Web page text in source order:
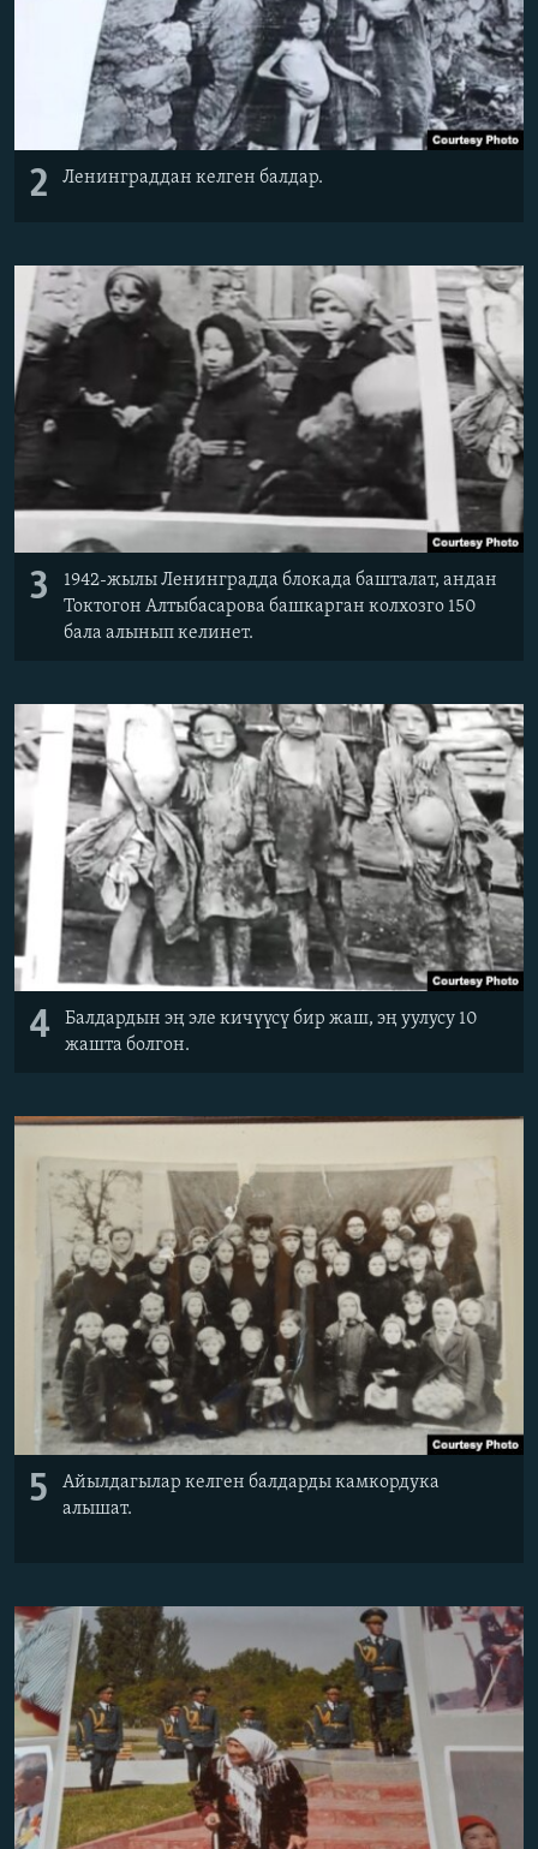
2 Ленинграддан келген балдар.
3
1942-жылы Ленинградда блокада башталат, андан
Токтогон Алтыбасарова башкарган колхозго 150
бала алынып келинет.
4
Балдардын эң эле кичүүсү бир жаш, эң уулусу 10
жашта болгон.
5
Айылдагылар келген балдарды камкордука
алышат.